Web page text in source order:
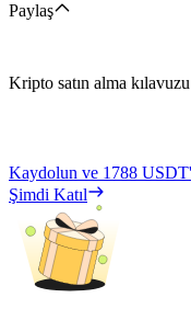
Paylaş
Kripto satın alma
Kaydolun ve 1788 USDT
Şimdi Katıl